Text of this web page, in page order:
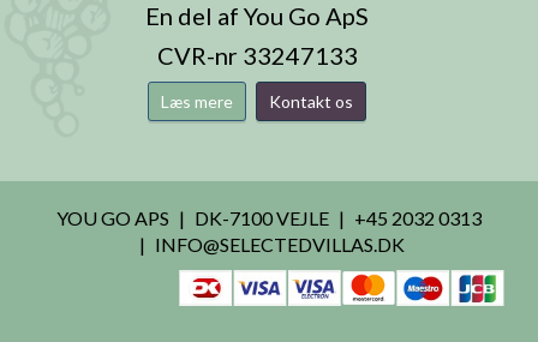
En del af You Go ApS
CVR-nr 33247133
Læs mere Kontakt os
YOU GO APS DK-7100 VEJLE
+45 2032 0313
INFO@SELECTEDVILLAS.DK